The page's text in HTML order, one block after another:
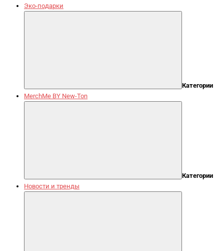
Эко-подарки
Категории
MerchMe BY New-Ton
Категории
Новости и тренды